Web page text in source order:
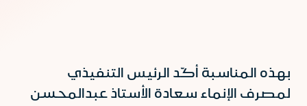
بهذه المناسبة أكّد الرئيس التنفيذي
لمصرف الإنماء سعادة الأستاذ عبدالمحسن